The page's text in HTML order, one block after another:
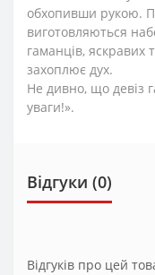
обхопивши рукою.
виготовляються
гаманців, яскравих
захоплює дух.
Не дивно, що девіз
уваги!».
Відгуки (0)
Відгуків про цей